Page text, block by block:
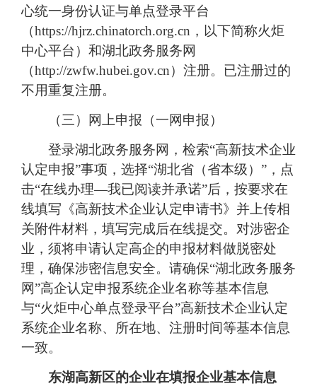
心统一身份认证与单点登录平台
（https://hjrz.chinatorch.org.cn，以下简称火炬
中心平台）和湖北政务服务网
（http://zwfw.hubei.gov.cn）注册。已注册过的
不用重复注册。
（三）网上申报（一网申报）
登录湖北政务服务网，检索“高新技术企业
认定申报”事项，选择“湖北省（省本级）”，点
击“在线办理—我已阅读并承诺”后，按要求在
线填写《高新技术企业认定申请书》并上传相
关附件材料，填写完成后在线提交。对涉密企
业，须将申请认定高企的申报材料做脱密处
理，确保涉密信息安全。请确保“湖北政务服务
网”高企认定申报系统企业名称等基本信息
与“火炬中心单点登录平台”高新技术企业认定
系统企业名称、所在地、注册时间等基本信息
一致。
东湖高新区的企业在填报企业基本信息